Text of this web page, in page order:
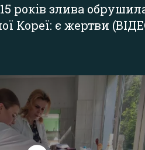
років злива
Кореї: є жертви